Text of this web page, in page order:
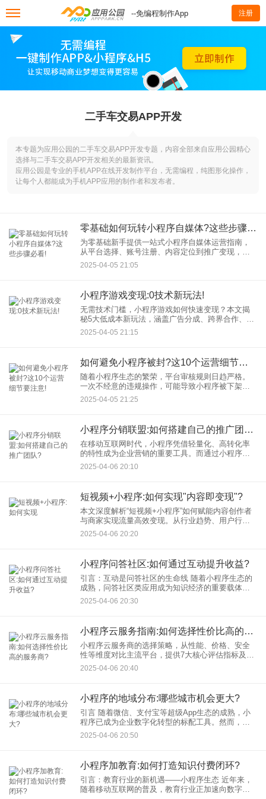
--免编程制作App 注册
二手车交易APP开发
本专题为应用公园的二手车交易APP开发专题，内容全部来自应用公园精心
选择与二手车交易APP开发相关的最新资讯。
应用公园是专业的手机APP在线开发制作平台，无需编程，纯图形化操作，
让每个人都能成为手机APP应用的制作者和发布者。
零基础如何玩转小程序自媒体?这些步骤必看!
为零基础新手提供一站式小程序自媒体运营指南，
从平台选择、账号注册、内容定位到推广变现，详
解7个核心步骤，并分享实用工具与避坑技巧，助你
快速打造高流量小程序自媒体！ 一、为什么选择小
2025-04-05 21:05
小程序游戏变现:0技术新玩法!
无需技术门槛，小程序游戏如何快速变现？本文揭
秘5大低成本新玩法，涵盖广告分成、跨界合作、私
域流量运营等创新模式，结合头部案例拆解，助开
发者轻松实现月入10万+！适合个人创业者及中小团
2025-04-05 21:15
如何避免小程序被封?这10个运营细节要注意!
随着小程序生态的繁荣，平台审核规则日趋严格。
一次不经意的违规操作，可能导致小程序被下架甚
至永久封禁，给业务带来巨大损失。本文梳理了10
个高频踩坑点及应对策略，帮助开发者与运营者提
2025-04-05 21:25
小程序分销联盟:如何搭建自己的推广团队?
在移动互联网时代，小程序凭借轻量化、高转化率
的特性成为企业营销的重要工具。而通过小程序分
销联盟模式，企业可以快速实现用户裂变与业绩增
长。本文将系统讲解如何从0到1搭建高效的推广团
2025-04-06 20:10
短视频+小程序:如何实现"内容即变现"?
本文深度解析“短视频+小程序”如何赋能内容创作者
与商家实现流量高效变现。从行业趋势、用户行为
洞察到实战策略，结合抖音、快手、微信小程序等
平台案例，提供内容电商、私域运营、精准营销的
2025-04-06 20:20
小程序问答社区:如何通过互动提升收益?
引言：互动是问答社区的生命线 随着小程序生态的
成熟，问答社区类应用成为知识经济的重要载体。
然而，用户活跃度低、变现难仍是普遍痛点。数据
显示，高互动社区的广告点击率比普通平台高出
2025-04-06 20:30
小程序云服务指南:如何选择性价比高的服务商?
小程序云服务商的选择策略，从性能、价格、安全
性等维度对比主流平台，提供7大核心评估指标及真
实案例，助您避开隐藏成本陷阱，精准匹配高性价
比云服务方案！ 一、为什么小程序必须重视云服务
2025-04-06 20:40
小程序的地域分布:哪些城市机会更大?
引言 随着微信、支付宝等超级App生态的成熟，小
程序已成为企业数字化转型的标配工具。然而，不
同城市的小程序渗透率、用户习惯及竞争格局差异
显著。对于开发者、创业者而言，精准锁定高潜力
2025-04-06 20:50
小程序加教育:如何打造知识付费闭环?
引言：教育行业的新机遇——小程序生态 近年来，
随着移动互联网的普及，教育行业正加速向数字